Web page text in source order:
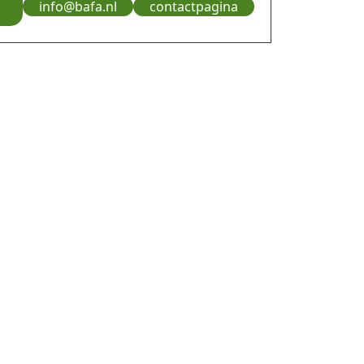
info@bafa.nl contactpagina